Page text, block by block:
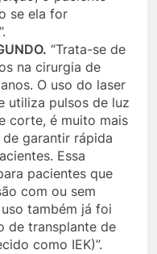
se ela for
“Trata-se de
na cirurgia de
O uso do laser
utiliza pulsos de luz
corte, é muito mais
garantir rápida
Essa
pacientes que
com ou sem
também já foi
de transplante de
como IEK)”.